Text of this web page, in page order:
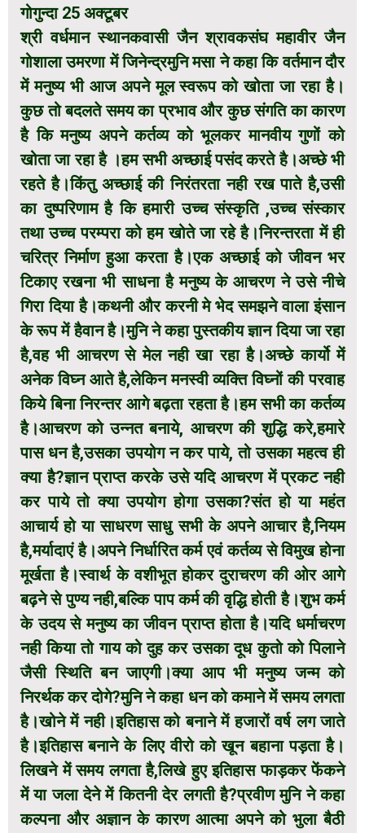
गोगुन्दा 25 अक्टूबर
श्री वर्धमान स्थानकवासी जैन श्रावकसंघ महावीर जैन
गोशाला उमरणा में जिनेन्द्रमुनि मसा ने कहा कि वर्तमान दौर
में मनुष्य भी आज अपने मूल स्वरूप को खोता जा रहा है।
कुछ तो बदलते समय का प्रभाव और कुछ संगति का कारण
है कि मनुष्य अपने कर्तव्य को भूलकर मानवीय गुणों को
खोता जा रहा है ।हम सभी अच्छाई पसंद करते है।अच्छे भी
रहते है।किंतु अच्छाई की निरंतरता नही रख पाते है,उसी
का दुष्परिणाम है कि हमारी उच्च संस्कृति ,उच्च संस्कार
तथा उच्च परम्परा को हम खोते जा रहे है।निरन्तरता में ही
चरित्र निर्माण हुआ करता है।एक अच्छाई को जीवन भर
टिकाए रखना भी साधना है मनुष्य के आचरण ने उसे नीचे
गिरा दिया है।कथनी और करनी मे भेद समझने वाला इंसान
के रूप में हैवान है।मुनि ने कहा पुस्तकीय ज्ञान दिया जा रहा
है,वह भी आचरण से मेल नही खा रहा है।अच्छे कार्यो में
अनेक विघ्न आते है,लेकिन मनस्वी व्यक्ति विघ्नों की परवाह
किये बिना निरन्तर आगे बढ़ता रहता है।हम सभी का कर्तव्य
है।आचरण को उन्नत बनाये, आचरण की शुद्धि करे,हमारे
पास धन है,उसका उपयोग न कर पाये, तो उसका महत्व ही
क्या है?ज्ञान प्राप्त करके उसे यदि आचरण में प्रकट नही
कर पाये तो क्या उपयोग होगा उसका?संत हो या महंत
आचार्य हो या साधरण साधु सभी के अपने आचार है,नियम
है,मर्यादाएं है।अपने निर्धारित कर्म एवं कर्तव्य से विमुख होना
मूर्खता है।स्वार्थ के वशीभूत होकर दुराचरण की ओर आगे
बढ़ने से पुण्य नही,बल्कि पाप कर्म की वृद्धि होती है।शुभ कर्म
के उदय से मनुष्य का जीवन प्राप्त होता है।यदि धर्माचरण
नही किया तो गाय को दुह कर उसका दूध कुतो को पिलाने
जैसी स्थिति बन जाएगी।क्या आप भी मनुष्य जन्म को
निरर्थक कर दोगे?मुनि ने कहा धन को कमाने में समय लगता
है।खोने में नही।इतिहास को बनाने में हजारों वर्ष लग जाते
है।इतिहास बनाने के लिए वीरो को खून बहाना पड़ता है।
लिखने में समय लगता है,लिखे हुए इतिहास फाड़कर फेंकने
में या जला देने में कितनी देर लगती है?प्रवीण मुनि ने कहा
कल्पना और अज्ञान के कारण आत्मा अपने को भुला बैठी